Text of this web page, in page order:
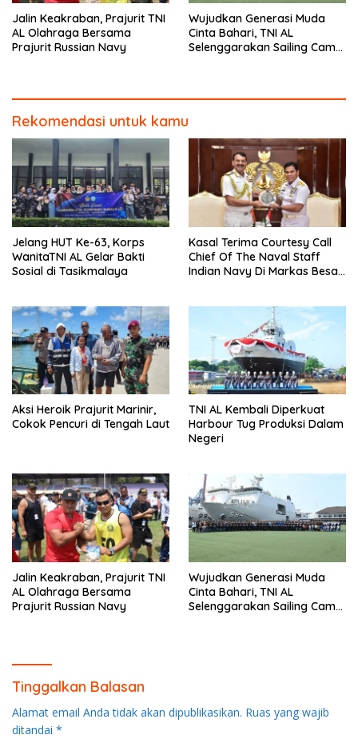
Jalin Keakraban, Prajurit TNI
AL Olahraga Bersama
Prajurit Russian Navy
Wujudkan Generasi Muda
Cinta Bahari, TNI AL
Selenggarakan Sailing Camp
Rekomendasi untuk kamu
Jelang HUT Ke-63, Korps
WanitaTNI AL Gelar Bakti
Sosial di Tasikmalaya
Kasal Terima Courtesy Call
Chief Of The Naval Staff
Indian Navy Di Markas Besar
Aksi Heroik Prajurit Marinir,
Cokok Pencuri di Tengah Laut
TNI AL Kembali Diperkuat
Harbour Tug Produksi Dalam
Negeri
Jalin Keakraban, Prajurit TNI
AL Olahraga Bersama
Prajurit Russian Navy
Wujudkan Generasi Muda
Cinta Bahari, TNI AL
Selenggarakan Sailing Camp
Tinggalkan Balasan
Alamat email Anda tidak akan dipublikasikan. Ruas yang wajib
ditandai *